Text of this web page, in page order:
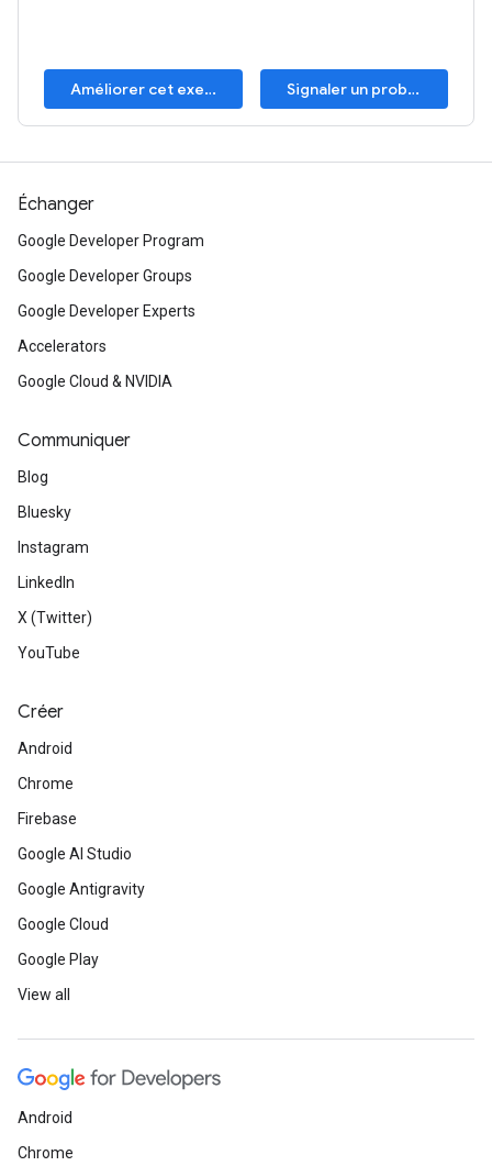
Améliorer cet exemple Signaler un problème
Échanger
Google Developer Program
Google Developer Groups
Google Developer Experts
Accelerators
Google Cloud & NVIDIA
Communiquer
Blog
Bluesky
Instagram
LinkedIn
X (Twitter)
YouTube
Créer
Android
Chrome
Firebase
Google AI Studio
Google Antigravity
Google Cloud
Google Play
View all
Android
Chrome